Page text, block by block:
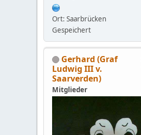
Ort: Saarbrücken
Gespeichert
Gerhard (Graf
Ludwig III v.
Saarverden)
Mitglieder